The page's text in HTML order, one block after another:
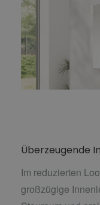
Überzeugende
Im reduzierten
großzügige